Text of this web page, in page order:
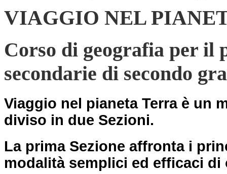
VIAGGIO NEL
Corso di geografia per il
secondarie di secondo
Viaggio nel pianeta Terraè un
diviso in due Sezioni.
La prima Sezione affronta i
modalità semplici ed efficaci di